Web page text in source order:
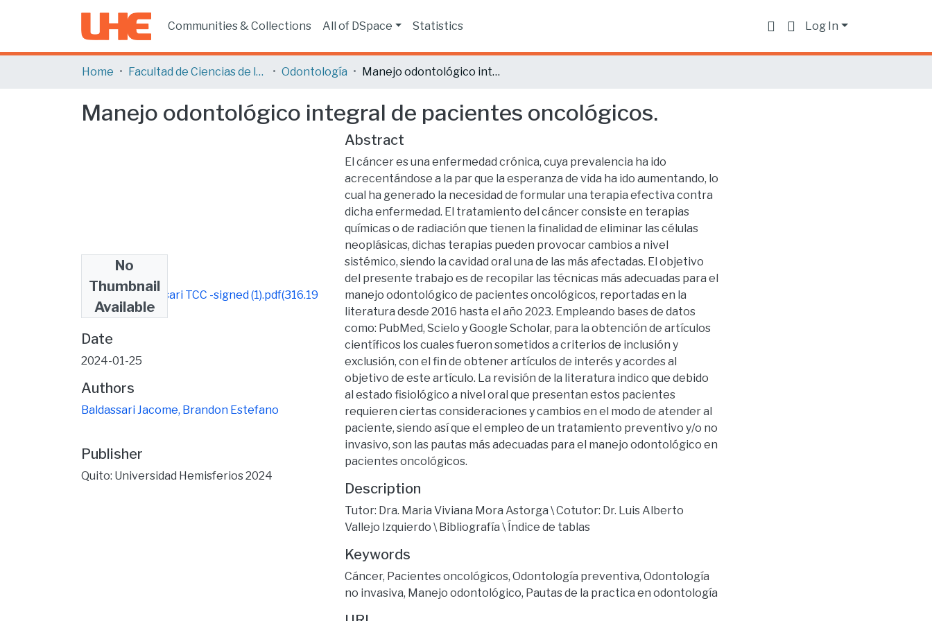
Communities & Collections All of DSpace Statistics Log In
Home Facultad de Ciencias de la Salud Odontología Manejo odontológico integral de pacientes oncológicos.
Manejo odontológico integral de pacientes oncológicos.
No
Thumbnail
Available
Brandon Baldassari TCC -signed (1).pdf(316.19
KB)
Date
2024-01-25
Authors
Baldassari Jacome, Brandon Estefano
Publisher
Quito: Universidad Hemisferios 2024
Abstract
El cáncer es una enfermedad crónica, cuya prevalencia ha ido
acrecentándose a la par que la esperanza de vida ha ido aumentando, lo
cual ha generado la necesidad de formular una terapia efectiva contra
dicha enfermedad. El tratamiento del cáncer consiste en terapias
químicas o de radiación que tienen la finalidad de eliminar las células
neoplásicas, dichas terapias pueden provocar cambios a nivel
sistémico, siendo la cavidad oral una de las más afectadas. El objetivo
del presente trabajo es de recopilar las técnicas más adecuadas para el
manejo odontológico de pacientes oncológicos, reportadas en la
literatura desde 2016 hasta el año 2023. Empleando bases de datos
como: PubMed, Scielo y Google Scholar, para la obtención de artículos
científicos los cuales fueron sometidos a criterios de inclusión y
exclusión, con el fin de obtener artículos de interés y acordes al
objetivo de este artículo. La revisión de la literatura indico que debido
al estado fisiológico a nivel oral que presentan estos pacientes
requieren ciertas consideraciones y cambios en el modo de atender al
paciente, siendo así que el empleo de un tratamiento preventivo y/o no
invasivo, son las pautas más adecuadas para el manejo odontológico en
pacientes oncológicos.
Description
Tutor: Dra. Maria Viviana Mora Astorga \ Cotutor: Dr. Luis Alberto
Vallejo Izquierdo \ Bibliografía \ Índice de tablas
Keywords
Cáncer, Pacientes oncológicos, Odontología preventiva, Odontología
no invasiva, Manejo odontológico, Pautas de la practica en odontología